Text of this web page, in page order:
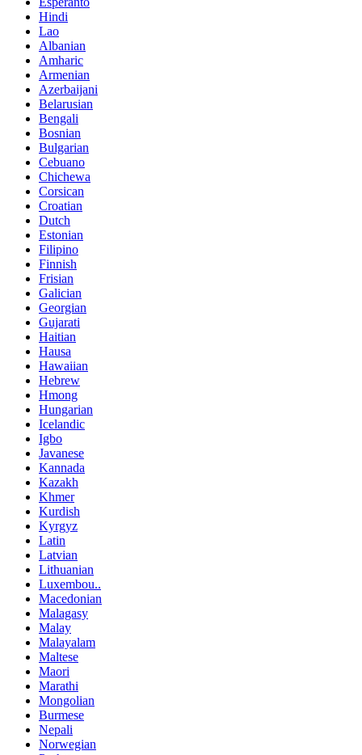
Hindi
Lao
Albanian
Amharic
Armenian
Azerbaijani
Belarusian
Bengali
Bosnian
Bulgarian
Cebuano
Chichewa
Corsican
Croatian
Dutch
Estonian
Filipino
Finnish
Frisian
Galician
Georgian
Gujarati
Haitian
Hausa
Hawaiian
Hebrew
Hmong
Hungarian
Icelandic
Igbo
Javanese
Kannada
Kazakh
Khmer
Kurdish
Kyrgyz
Latin
Latvian
Lithuanian
Luxembou..
Macedonian
Malagasy
Malay
Malayalam
Maltese
Maori
Marathi
Mongolian
Burmese
Nepali
Norwegian